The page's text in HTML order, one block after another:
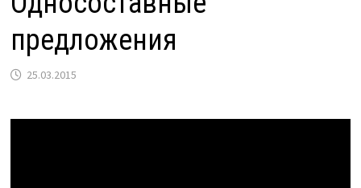
предложения
25.03.2015